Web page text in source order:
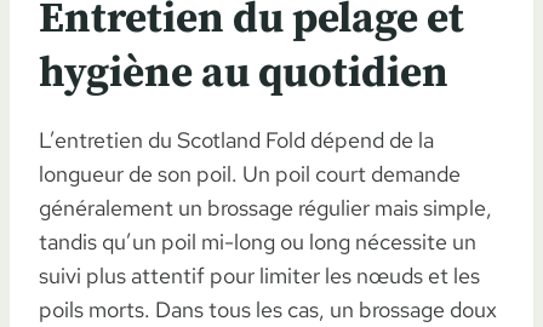
Entretien du pelage et
hygiène au quotidien
L’entretien du Scotland Fold dépend de la
longueur de son poil. Un poil court demande
généralement un brossage régulier mais simple,
tandis qu’un poil mi-long ou long nécessite un
suivi plus attentif pour limiter les nœuds et les
poils morts. Dans tous les cas, un brossage doux